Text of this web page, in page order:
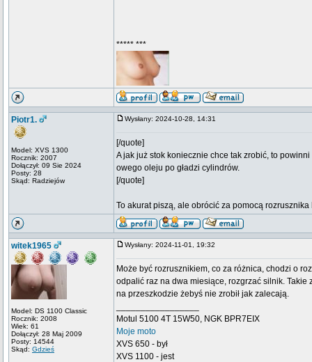
***** ***
Piotr1.
Model: XVS 1300
Rocznik: 2007
Dołączył: 09 Sie 2024
Posty: 28
Skąd: Radziejów
Wysłany: 2024-10-28, 14:31
[/quote]
A jak już stok koniecznie chce tak zrobić, to
owego oleju po gładzi cylindrów.
[/quote]
To akurat piszą, ale obrócić za pomocą
witek1965
Model: DS 1100 Classic
Rocznik: 2008
Wiek: 61
Dołączył: 28 Maj 2009
Posty: 14544
Skąd: Gdzieś
Wysłany: 2024-11-01, 19:32
Może być rozrusznikiem, co za różnica, chodzi o
odpalić raz na dwa miesiące, rozgrzać silnik.
na przeszkodzie żebyś nie zrobił jak zalecają.
Motul 5100 4T 15W50, NGK BPR7EIX
Moje moto
XVS 650 - był
XVS 1100 - jest